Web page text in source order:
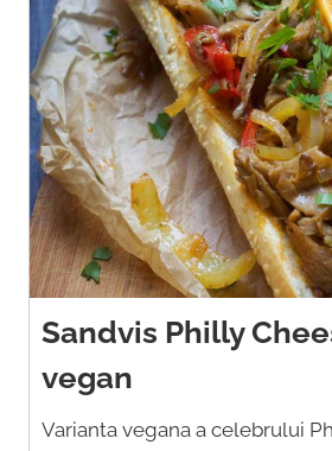
Sandvis Philly
vegan
Varianta vegana a celebrului